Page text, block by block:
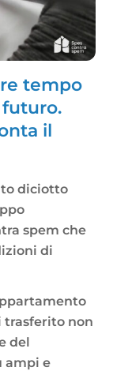
tempo
il
diciotto
spem che
di
trasferito non
del
ampi e